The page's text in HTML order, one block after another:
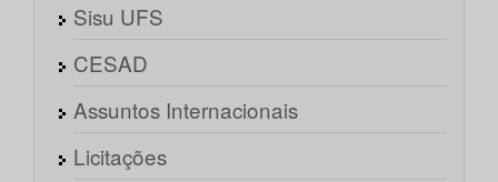
Sisu UFS
CESAD
Assuntos Internacionais
Licitações